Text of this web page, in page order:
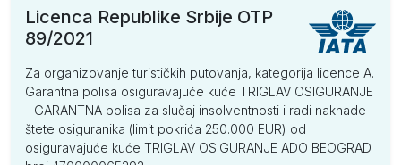
Licenca Republike Srbije OTP
89/2021
Za organizovanje turističkih putovanja, kategorija licence A.
Garantna polisa osiguravajuće kuće TRIGLAV OSIGURANJE
- GARANTNA polisa za slučaj insolventnosti i radi naknade
štete osiguranika (limit pokrića 250.000 EUR) od
osiguravajuće kuće TRIGLAV OSIGURANJE ADO BEOGRAD